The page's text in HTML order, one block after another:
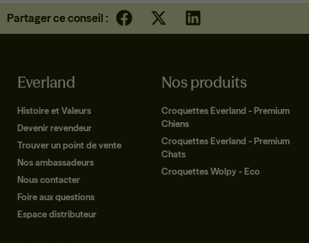
Partager ce conseil :
Everland
Histoire et Valeurs
Devenir revendeur
Trouver un point de vente
Nos ambassadeurs
Nous contacter
Foire aux questions
Espace distributeur
Nos produits
Croquettes Everland - Premium
Chiens
Croquettes Everland - Premium
Chats
Croquettes Wolpy - Eco